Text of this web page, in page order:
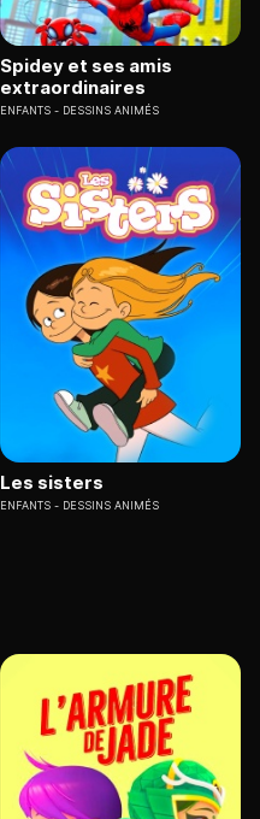
Spidey et ses amis
extraordinaires
ENFANTS DESSINS ANIMÉS
Les sisters
ENFANTS DESSINS ANIMÉS